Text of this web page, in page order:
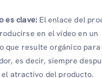
es clave: El enlace del
en el vídeo en un
que resulte orgánico para
es decir, siempre
atractivo del producto.